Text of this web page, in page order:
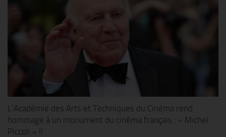
L’Académie des Arts et Techniques du Cinéma rend
hommage à un monument du cinéma français : « Michel
Piccoli » !!